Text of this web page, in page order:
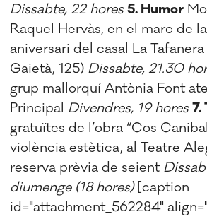
Dissabte, 22 hores 5. Humor
Raquel Hervàs, en el marc de
aniversari del casal La
Gaietà, 125) Dissabte, 21.30
grup mallorquí Antònia Font
Principal Divendres, 19 hores 7.
gratuïtes de l’obra “Cos
violència estètica, al Teatre
reserva prèvia de seient
diumenge (18 hores)[caption
id="attachment_562284"